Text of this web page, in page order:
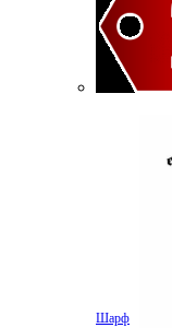
Шарф